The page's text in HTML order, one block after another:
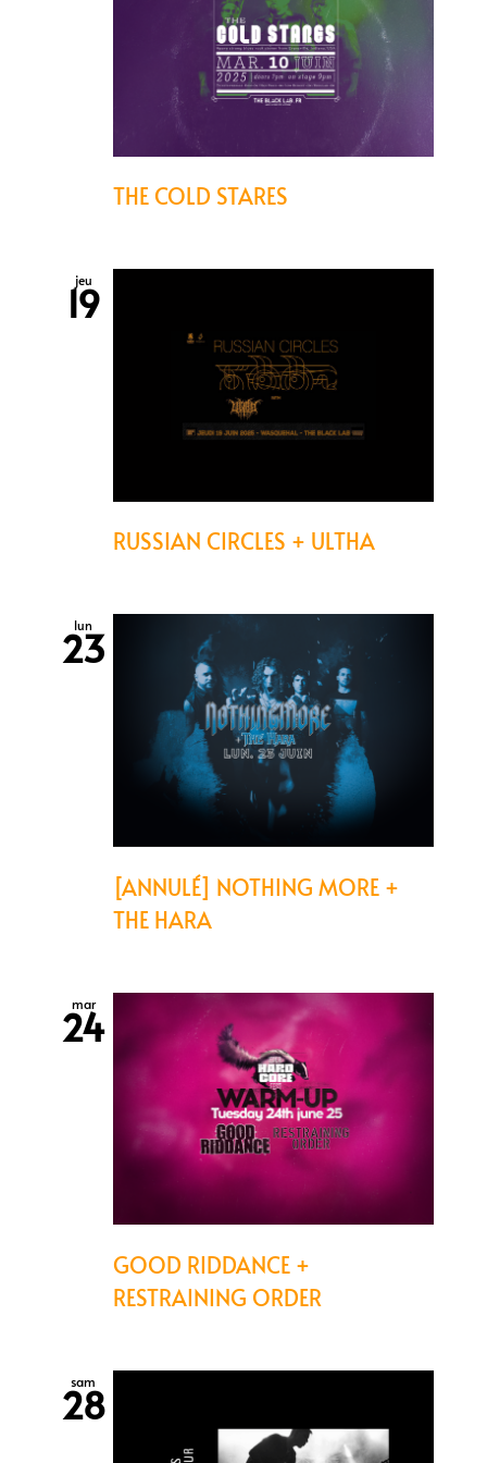
THE COLD STARES
jeu
19
RUSSIAN CIRCLES + ULTHA
lun
23
[ANNULÉ] NOTHING MORE +
THE HARA
mar
24
GOOD RIDDANCE +
RESTRAINING ORDER
sam
28